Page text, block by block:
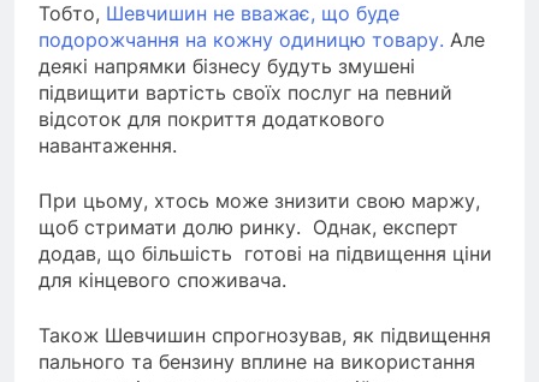
Тобто, Шевчишин не вважає, що буде
подорожчання на кожну одиницю товару. Але
деякі напрямки бізнесу будуть змушені
підвищити вартість своїх послуг на певний
відсоток для покриття додаткового
навантаження.
При цьому, хтось може знизити свою маржу,
щоб стримати долю ринку. Однак, експерт
додав, що більшість готові на підвищення ціни
для кінцевого споживача.
Також Шевчишин спрогнозував, як підвищення
пального та бензину вплине на використання